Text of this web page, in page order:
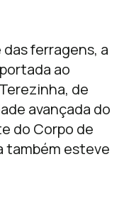
ferragens, a
ao
de
avançada do
do Corpo de
também esteve